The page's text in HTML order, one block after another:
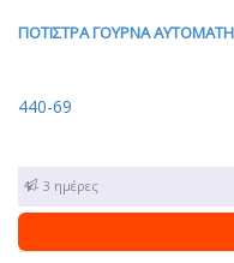
ΠΟΤΙΣΤΡΑ ΓΟΥΡΝΑ
440-69
1 - 3 ημέρες